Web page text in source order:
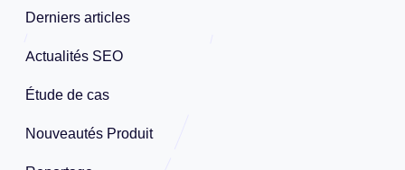
Derniers articles
Actualités SEO
Étude de cas
Nouveautés Produit